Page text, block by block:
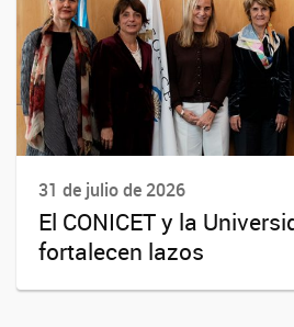
31 de julio de 2026
El CONICET y la
fortalecen lazos